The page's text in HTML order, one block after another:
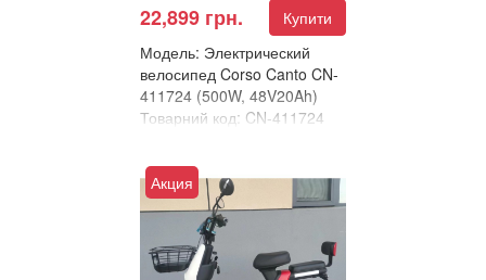
22,899 грн.
Купити
Модель: Электрический
велосипед Corso Canto CN-
411724 (500W, 48V20Ah)
Товарний код: CN-411724
Порівняти
Електричний велосипед
Corso Canto – потужність і
комфорт у кожній поїздці
Corso Canto – ц...
Акция